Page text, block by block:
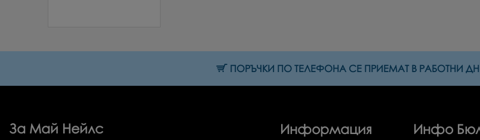
ПОРЪЧКИ ПО ТЕЛЕФОНА СЕ ПРИЕМАТ В РАБОТНИ
За Май Нейлс Информация Инфо